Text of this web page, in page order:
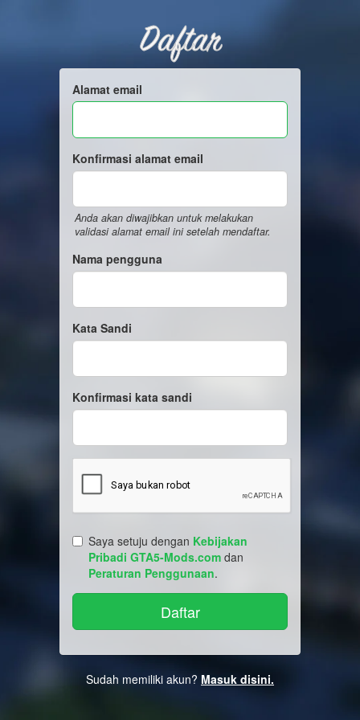
Daftar
Alamat email
Konfirmasi alamat email
Anda akan diwajibkan untuk melakukan
validasi alamat email ini setelah mendaftar.
Nama pengguna
Kata Sandi
Konfirmasi kata sandi
Saya setuju dengan Kebijakan
Pribadi GTA5-Mods.com dan
Peraturan Penggunaan.
Sudah memiliki akun? Masuk disini.